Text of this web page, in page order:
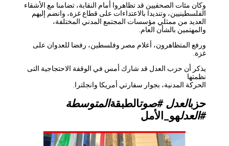
وكان مئات الصحفيين قد تظاهروا أمام النقابة، تضامنا مع الأشقاء
الفلسطينيين، وتنديدا بالاعتداءات على قطاع غزة، وانضم إليهم
العديد من ممثلي مؤسسات المجتمع المدني المختلفة،
والمهتمين بالشأن العام.
ورفع المتظاهرون، أعلام مصر وفلسطين، رفضا للعدوان على
يذكر أن حزب العدل قد شارك أمس في الوقفة الاحتجاجية التى
الحركة المدنية، بجوار سفارتي أمريكا وانجلترا.
العدل #صوتالطبقةالمتوسطة
#العدلهو_الأمل